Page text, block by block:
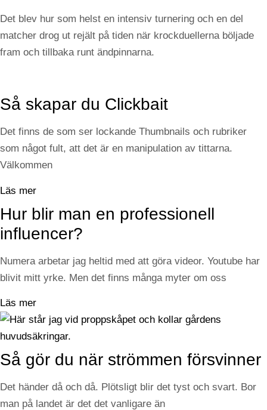
Det blev hur som helst en intensiv turnering och en del
matcher drog ut rejält på tiden när krockduellerna böljade
fram och tillbaka runt ändpinnarna.
Så skapar du Clickbait
Det finns de som ser lockande Thumbnails och rubriker
som något fult, att det är en manipulation av tittarna.
Välkommen
Läs mer
Hur blir man en professionell
influencer?
Numera arbetar jag heltid med att göra videor. Youtube har
blivit mitt yrke. Men det finns många myter om oss
Läs mer
Så gör du när strömmen försvinner
Det händer då och då. Plötsligt blir det tyst och svart. Bor
man på landet är det det vanligare än